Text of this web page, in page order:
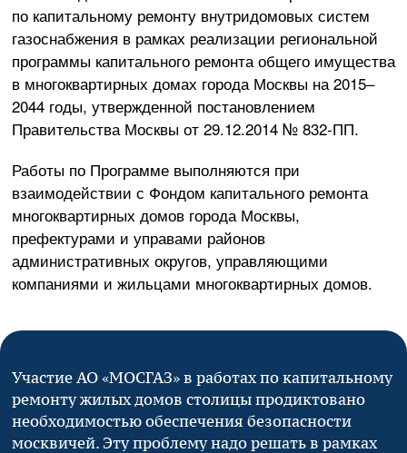
по капитальному ремонту внутридомовых систем
газоснабжения в рамках реализации региональной
программы капитального ремонта общего имущества
в многоквартирных домах города Москвы на 2015–
2044 годы, утвержденной постановлением
Правительства Москвы от 29.12.2014 № 832-ПП.
Работы по Программе выполняются при
взаимодействии с Фондом капитального ремонта
многоквартирных домов города Москвы,
префектурами и управами районов
административных округов, управляющими
компаниями и жильцами многоквартирных домов.
Участие АО «МОСГАЗ» в работах по капитальному
ремонту жилых домов столицы продиктовано
необходимостью обеспечения безопасности
москвичей. Эту проблему надо решать в рамках